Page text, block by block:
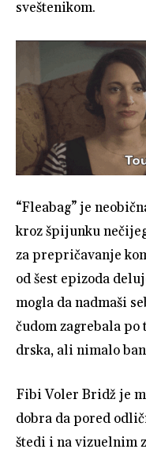
sveštenikom.
“Fleabag” je
kroz špijunku
za prepričavanje
od šest epizoda
mogla da nadmaši
čudom zagrebala
drska, ali nimalo
Fibi Voler Bridž je
dobra da pored
štedi i na vizuelnim